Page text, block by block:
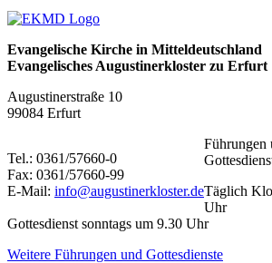
Evangelische Kirche in Mitteldeutschland
Evangelisches Augustinerkloster zu Erfurt
Augustinerstraße 10
99084 Erfurt
Tel.: 0361/57660-0
Fax: 0361/57660-99
E-Mail: info@augustinerkloster.de
Führungen
Täglich
Uhr
Gottesdienst sonntags um 9.30 Uhr
Weitere Führungen und Gottesdienste